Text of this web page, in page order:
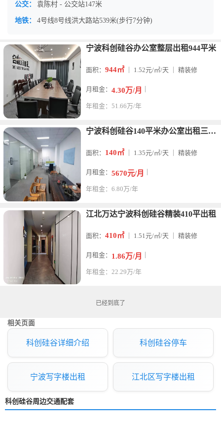
公交： 袁陈村 - 公交站147米
地铁： 4号线8号线洪大路站539米(步行7分钟)
宁波科创硅谷办公室整层出租944平米
面积： 944㎡｜ 1.52元/㎡/天 ｜ 精装修
月租金： 4.30万/月
年租金：51.66万/年
宁波科创硅谷140平米办公室出租三个隔间
面积： 140㎡｜ 1.35元/㎡/天 ｜ 精装修
月租金： 5670元/月
年租金：6.80万/年
江北万达宁波科创硅谷精装410平出租
面积： 410㎡｜ 1.51元/㎡/天 ｜ 精装修
月租金： 1.86万/月
年租金：22.29万/年
已经到底了
相关页面
科创硅谷详细介绍 科创硅谷停车
宁波写字楼出租 江北区写字楼出租
科创硅谷周边交通配套